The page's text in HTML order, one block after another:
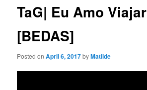
TaG| Eu Amo Viajar
[BEDAS]
Posted onApril 6, 2017byMatilde